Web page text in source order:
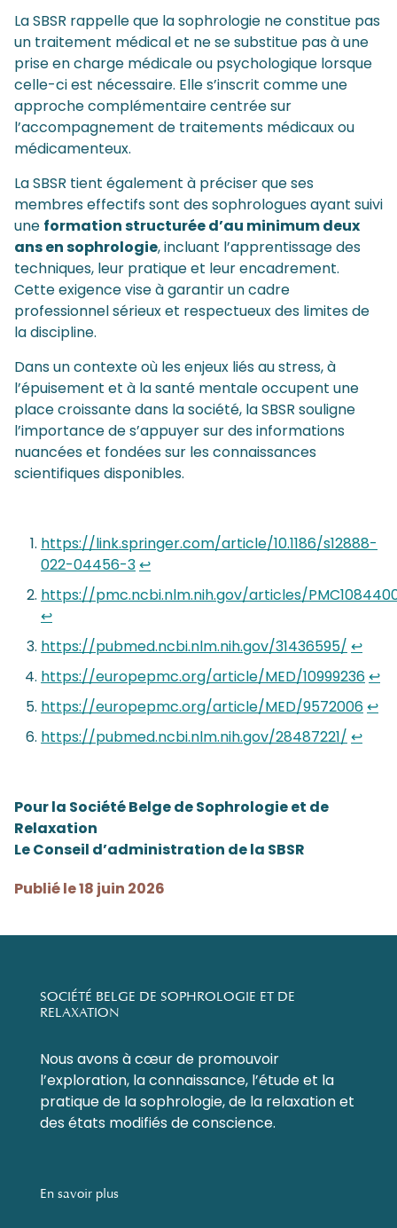
La SBSR rappelle que la sophrologie ne constitue pas
un traitement médical et ne se substitue pas à une
prise en charge médicale ou psychologique lorsque
celle-ci est nécessaire. Elle s’inscrit comme une
approche complémentaire centrée sur
l’accompagnement de traitements médicaux ou
médicamenteux.
La SBSR tient également à préciser que ses
membres effectifs sont des sophrologues ayant suivi
une formation structurée d’au minimum deux
ans en sophrologie, incluant l’apprentissage des
techniques, leur pratique et leur encadrement.
Cette exigence vise à garantir un cadre
professionnel sérieux et respectueux des limites de
la discipline.
Dans un contexte où les enjeux liés au stress, à
l’épuisement et à la santé mentale occupent une
place croissante dans la société, la SBSR souligne
l’importance de s’appuyer sur des informations
nuancées et fondées sur les connaissances
scientifiques disponibles.
https://link.springer.com/article/10.1186/s12888-
022-04456-3↩︎
https://pmc.ncbi.nlm.nih.gov/articles/
↩︎
https://pubmed.ncbi.nlm.nih.gov/31436595/ ↩︎
https://europepmc.org/article/MED/10999236↩︎
https://europepmc.org/article/MED/9572006↩︎
https://pubmed.ncbi.nlm.nih.gov/28487221/ ↩︎
Pour la Société Belge de Sophrologie et de
Relaxation
Le Conseil d’administration de la SBSR
Publié le 18 juin 2026
SOCIÉTÉ BELGE DE SOPHROLOGIE ET DE
RELAXATION
Nous avons à cœur de promouvoir
l’exploration, la connaissance, l’étude et la
pratique de la sophrologie, de la relaxation et
des états modifiés de conscience.
En savoir plus